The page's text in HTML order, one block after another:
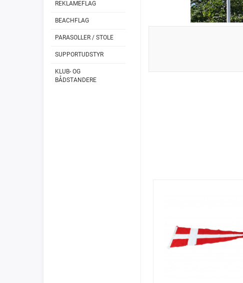
REKLAMEFLAG
BEACHFLAG
PARASOLLER / STOLE
SUPPORTUDSTYR
KLUB- OG
BÅDSTANDERE